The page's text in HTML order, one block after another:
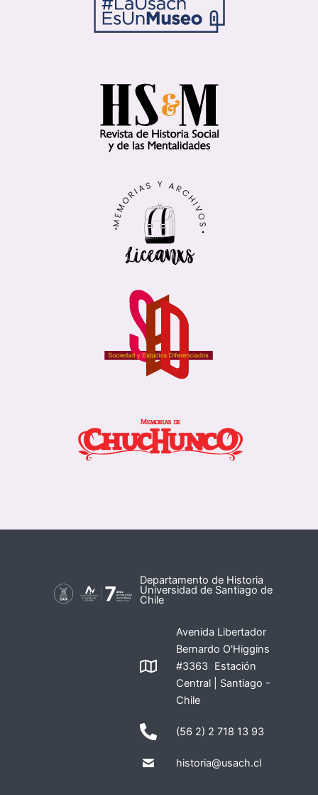
Departamento de Historia
Universidad de Santiago de
Chile
Avenida Libertador
Bernardo O'Higgins
#3363 Estación
Central | Santiago -
Chile
(56 2) 2 718 13 93
historia@usach.cl